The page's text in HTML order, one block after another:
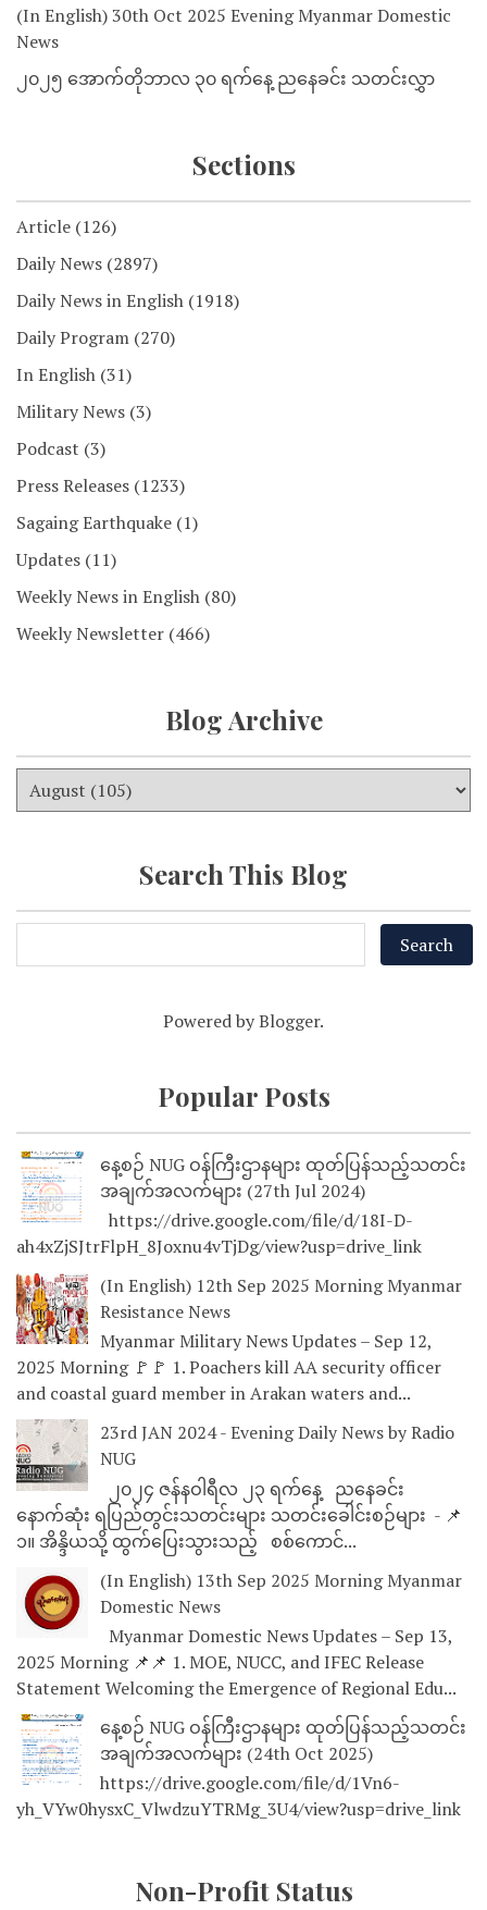
(In English) 30th Oct 2025 Evening Myanmar Domestic
News
၂၀၂၅ အောက်တိုဘာလ ၃၀ ရက်နေ့ ညနေခင်း သတင်းလွှာ
Sections
Article (126)
Daily News (2897)
Daily News in English (1918)
Daily Program (270)
In English (31)
Military News (3)
Podcast (3)
Press Releases (1233)
Sagaing Earthquake (1)
Updates (11)
Weekly News in English (80)
Weekly Newsletter (466)
Blog Archive
Search This Blog
Powered byBlogger.
Popular Posts
နေ့စဉ် NUG ဝန်ကြီးဌာနများ ထုတ်ပြန်သည့်သတင်း
အချက်အလက်များ (27th Jul 2024)
https://drive.google.com/file/d/18I-D-
ah4xZjSJtrFlpH_8Joxnu4vTjDg/view?usp=drive_link
(In English) 12th Sep 2025 Morning Myanmar
Resistance News
Myanmar Military News Updates – Sep 12,
2025 Morning 🚩🚩 1. Poachers kill AA security officer
and coastal guard member in Arakan waters and...
23rd JAN 2024 - Evening Daily News by Radio
NUG
၂၀၂၄ ဇန်နဝါရီလ ၂၃ ရက်နေ့ ညနေခင်း
နောက်ဆုံး ရပြည်တွင်းသတင်းများ သတင်းခေါင်းစဉ်များ - 📌
၁။ အိန္ဒိယသို့ ထွက်ပြေးသွားသည့် စစ်ကောင်...
(In English) 13th Sep 2025 Morning Myanmar
Domestic News
Myanmar Domestic News Updates – Sep 13,
2025 Morning 📌📌 1. MOE, NUCC, and IFEC Release
Statement Welcoming the Emergence of Regional Edu...
နေ့စဉ် NUG ဝန်ကြီးဌာနများ ထုတ်ပြန်သည့်သတင်း
အချက်အလက်များ (24th Oct 2025)
https://drive.google.com/file/d/1Vn6-
yh_VYw0hysxC_VlwdzuYTRMg_3U4/view?usp=drive_link
Non-Profit Status